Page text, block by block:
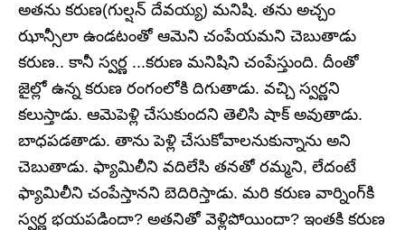
అతను కరుణ(గుల్షన్‌ దేవయ్య) మనిషి. తను అచ్చం
ఝాన్సీలా ఉండటంతో ఆమెని చంపేయమని చెబుతాడు
కరుణ.. కానీ స్వర్ణ ...కరుణ మనిషిని చంపేస్తుంది. దీంతో
జైల్లో ఉన్న కరుణ రంగంలోకి దిగుతాడు. వచ్చి స్వర్ణని
కలుస్తాడు. ఆమెపెళ్లి చేసుకుందని తెలిసి షాక్‌ అవుతాడు.
బాధపడతాడు. తాను పెళ్లి చేసుకోవాలనుకున్నాను అని
చెబుతాడు. ఫ్యామిలీని వదిలేసి తనతో రమ్మని, లేదంటే
ఫ్యామిలీని చంపేస్తానని బెదిరిస్తాడు. మరి కరుణ వార్నింగ్‌కి
స్వర్ణ భయపడిందా? అతనితో వెళ్లిపోయిందా? ఇంతకి కరుణ